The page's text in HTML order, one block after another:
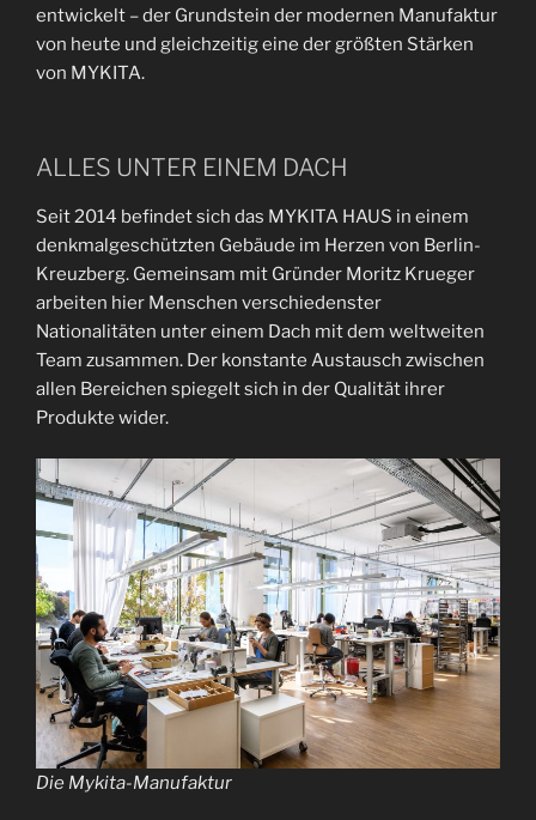
entwickelt – der Grundstein der modernen Manufaktur
von heute und gleichzeitig eine der größten Stärken
von MYKITA.
ALLES UNTER EINEM DACH
Seit 2014 befindet sich das MYKITA HAUS in einem
denkmalgeschützten Gebäude im Herzen von Berlin-
Kreuzberg. Gemeinsam mit Gründer Moritz Krueger
arbeiten hier Menschen verschiedenster
Nationalitäten unter einem Dach mit dem weltweiten
Team zusammen. Der konstante Austausch zwischen
allen Bereichen spiegelt sich in der Qualität ihrer
Produkte wider.
Die Mykita-Manufaktur